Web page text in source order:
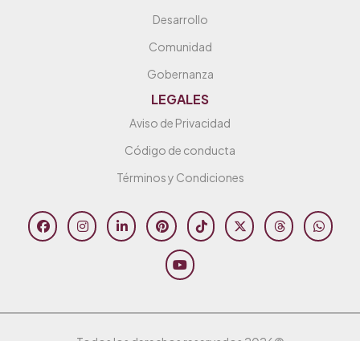
Desarrollo
Comunidad
Gobernanza
LEGALES
Aviso de Privacidad
Código de conducta
Términos y Condiciones